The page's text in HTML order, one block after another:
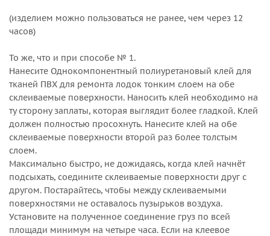
(изделием можно пользоваться не ранее, чем через 12
часов)
То же, что и при способе № 1.
Нанесите Однокомпонентный полиуретановый клей для
тканей ПВХ для ремонта лодок тонким слоем на обе
склеиваемые поверхности. Наносить клей необходимо на
ту сторону заплаты, которая выглядит более гладкой. Клей
должен полностью просохнуть. Нанесите клей на обе
склеиваемые поверхности второй раз более толстым
слоем.
Максимально быстро, не дожидаясь, когда клей начнёт
подсыхать, соедините склеиваемые поверхности друг с
другом. Постарайтесь, чтобы между склеиваемыми
поверхностями не оставалось пузырьков воздуха.
Установите на полученное соединение груз по всей
площади минимум на четыре часа. Если на клеевое